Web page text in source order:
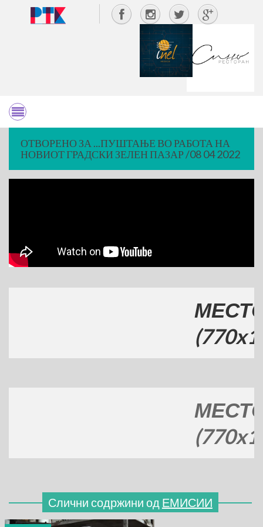
ОТВОРЕНО ЗА ...ПУШТАЊЕ ВО РАБОТА НА
НОВИОТ ГРАДСКИ ЗЕЛЕН ПАЗАР /08 04 2022
МЕСТО
(770x120)
МЕСТО
(770x120)
Слични содржини од ЕМИСИИ